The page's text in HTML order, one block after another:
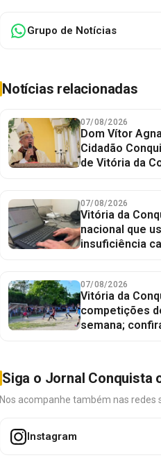
Grupo de Notícias
Notícias relacionadas
07/08/2026
Dom Vítor
Cidadão
de Vitória da
07/08/2026
Vitória da
nacional que
insuficiência
07/08/2026
Vitória da
competições
semana;
Siga o Jornal Conquista
Nos acompanhe também nas redes
Instagram